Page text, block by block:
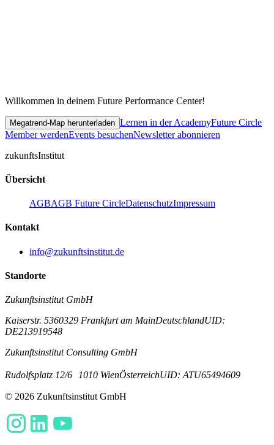
Willkommen in deinem Future Performance Center!
Megatrend-Map herunterladen Lernen in der AcademyFuture Circle
Member werdenEvents besuchenNewsletter abonnieren
zukunftsInstitut
Übersicht
AGBAGB Future CircleDatenschutzImpressum
Kontakt
info@zukunftsinstitut.de
Standorte
Zukunftsinstitut GmbH
Kaiserstr. 5360329 Frankfurt am MainDeutschlandUID:
DE213919548
Zukunftsinstitut Consulting GmbH
Rudolfsplatz 12/6 1010 WienÖsterreichUID: ATU65494609
© 2026 Zukunftsinstitut GmbH